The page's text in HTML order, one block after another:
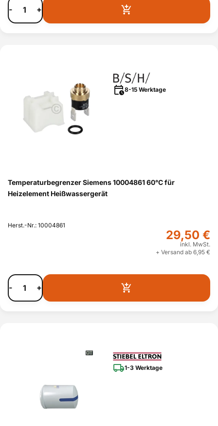
- +
8-15 Werktage
Temperaturbegrenzer Siemens 10004861 60°C für
Heizelement Heißwassergerät
Herst.-Nr.: 10004861
29,50 €
inkl. MwSt.
+ Versand ab 6,95 €
- +
1-3 Werktage